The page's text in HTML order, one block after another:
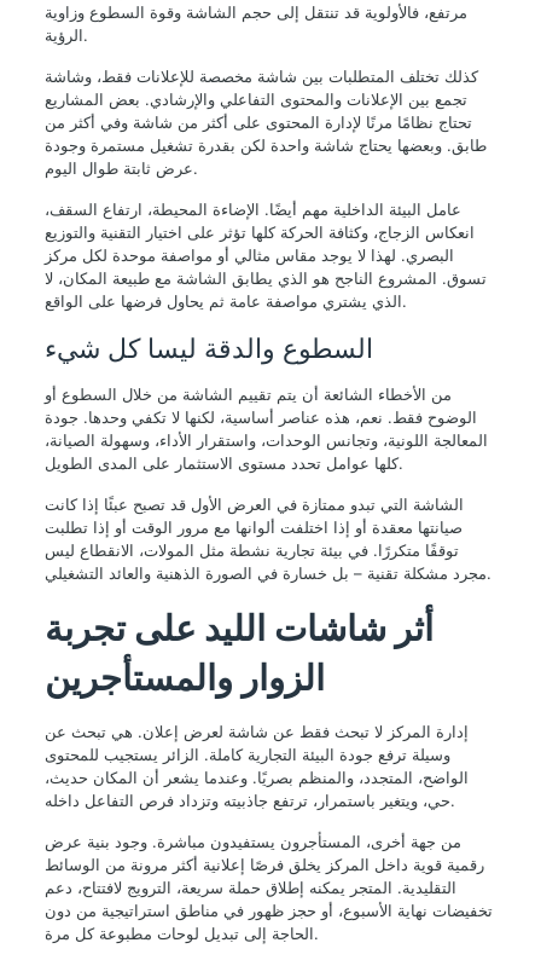
مرتفع، فالأولوية قد تنتقل إلى حجم الشاشة وقوة السطوع وزاوية
الرؤية.
كذلك تختلف المتطلبات بين شاشة مخصصة للإعلانات فقط، وشاشة
تجمع بين الإعلانات والمحتوى التفاعلي والإرشادي. بعض المشاريع
تحتاج نظامًا مرنًا لإدارة المحتوى على أكثر من شاشة وفي أكثر من
طابق. وبعضها يحتاج شاشة واحدة لكن بقدرة تشغيل مستمرة وجودة
عرض ثابتة طوال اليوم.
عامل البيئة الداخلية مهم أيضًا. الإضاءة المحيطة، ارتفاع السقف،
انعكاس الزجاج، وكثافة الحركة كلها تؤثر على اختيار التقنية والتوزيع
البصري. لهذا لا يوجد مقاس مثالي أو مواصفة موحدة لكل مركز
تسوق. المشروع الناجح هو الذي يطابق الشاشة مع طبيعة المكان، لا
الذي يشتري مواصفة عامة ثم يحاول فرضها على الواقع.
السطوع والدقة ليسا كل شيء
من الأخطاء الشائعة أن يتم تقييم الشاشة من خلال السطوع أو
الوضوح فقط. نعم، هذه عناصر أساسية، لكنها لا تكفي وحدها. جودة
المعالجة اللونية، وتجانس الوحدات، واستقرار الأداء، وسهولة الصيانة،
كلها عوامل تحدد مستوى الاستثمار على المدى الطويل.
الشاشة التي تبدو ممتازة في العرض الأول قد تصبح عبئًا إذا كانت
صيانتها معقدة أو إذا اختلفت ألوانها مع مرور الوقت أو إذا تطلبت
توقفًا متكررًا. في بيئة تجارية نشطة مثل المولات، الانقطاع ليس
مجرد مشكلة تقنية – بل خسارة في الصورة الذهنية والعائد التشغيلي.
أثر شاشات الليد على تجربة
الزوار والمستأجرين
إدارة المركز لا تبحث فقط عن شاشة لعرض إعلان. هي تبحث عن
وسيلة ترفع جودة البيئة التجارية كاملة. الزائر يستجيب للمحتوى
الواضح، المتجدد، والمنظم بصريًا. وعندما يشعر أن المكان حديث،
حي، ويتغير باستمرار، ترتفع جاذبيته وتزداد فرص التفاعل داخله.
من جهة أخرى، المستأجرون يستفيدون مباشرة. وجود بنية عرض
رقمية قوية داخل المركز يخلق فرصًا إعلانية أكثر مرونة من الوسائط
التقليدية. المتجر يمكنه إطلاق حملة سريعة، الترويج لافتتاح، دعم
تخفيضات نهاية الأسبوع، أو حجز ظهور في مناطق استراتيجية من دون
الحاجة إلى تبديل لوحات مطبوعة كل مرة.